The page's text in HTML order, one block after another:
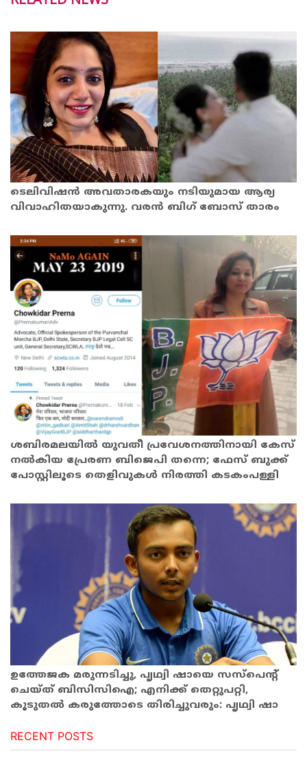
ടെലിവിഷൻ അവതാരകയും നടിയുമായ ആര്യ
വിവാഹിതയാകുന്നു. വരൻ ബിഗ് ബോസ് താരം
ശബിരമലയിൽ യുവതീ പ്രവേശനത്തിനായി കേസ്
നല്‍കിയ പ്രേരണ ബിജെപി തന്നെ; ഫേസ് ബുക്ക്
പോസ്റ്റിലൂടെ തെളിവുകൾ നിരത്തി കടകംപള്ളി
ഉത്തേജക മരുന്നടിച്ചു, പൃഥ്വി ഷായെ സസ്‌പെന്റ്
ചെയ്ത് ബിസിസിഐ; എനിക്ക് തെറ്റുപറ്റി,
കൂടുതൽ കരുത്തോടെ തിരിച്ചുവരും: പൃഥ്വി ഷാ
RECENT POSTS